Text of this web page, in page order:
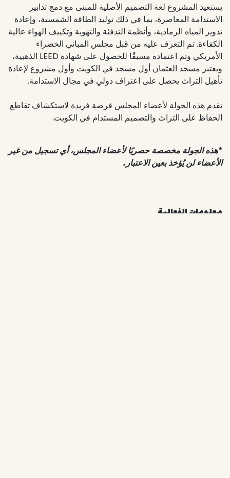
يستعيد المشروع لغة التصميم الأصلية للمبنى مع دمج تدابير
الاستدامة المعاصرة، بما في ذلك توليد الطاقة الشمسية، وإعادة
تدوير المياه الرمادية، وأنظمة التدفئة والتهوية وتكييف الهواء عالية
الكفاءة. تم التعرف عليه من قبل مجلس المباني الخضراء
الأمريكي وتم اعتماده مسبقًا للحصول على شهادة LEED الذهبية،
ويعتبر مسجد العثمان أول مسجد في الكويت وأول مشروع لإعادة
تأهيل التراث يحصل على اعتراف دولي في مجال الاستدامة.
تقدم هذه الجولة لأعضاء المجلس فرصة فريدة لاستكشاف تقاطع
الحفاظ على التراث والتصميم المستدام في الكويت.
*هذه الجولة مخصصة حصريًا لأعضاء المجلس، أي تسجيل من غير
الأعضاء لن يُؤخذ بعين الاعتبار.
معلومات الفعالية